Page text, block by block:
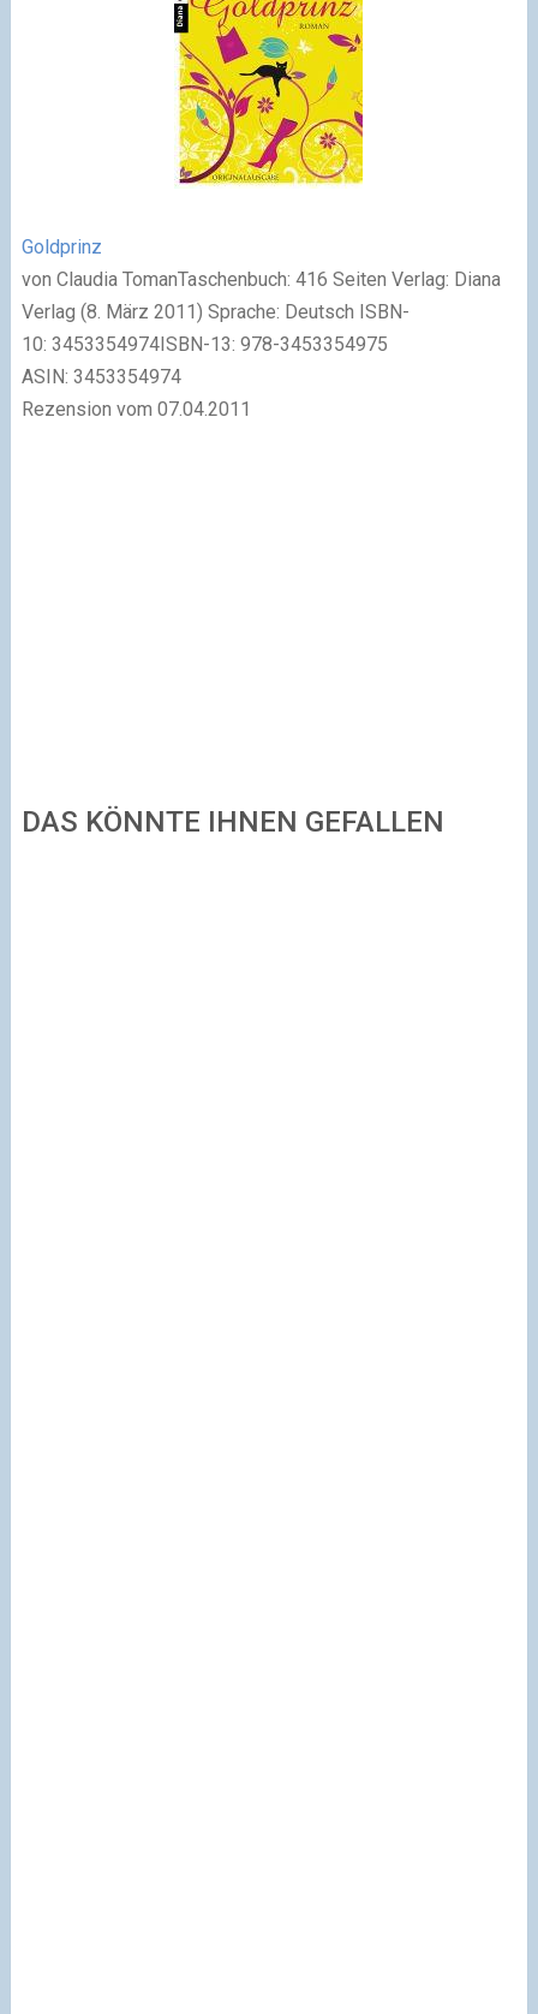
Goldprinz
von Claudia TomanTaschenbuch: 416 Seiten Verlag: Diana
Verlag (8. März 2011) Sprache: Deutsch ISBN-
10: 3453354974ISBN-13: 978-3453354975
ASIN: 3453354974
Rezension vom 07.04.2011
DAS KÖNNTE IHNEN GEFALLEN